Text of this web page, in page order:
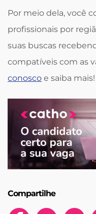
Por meio dela, você
profissionais por
suas buscas
compatíveis com as
conosco e saiba mais!
Compartilhe